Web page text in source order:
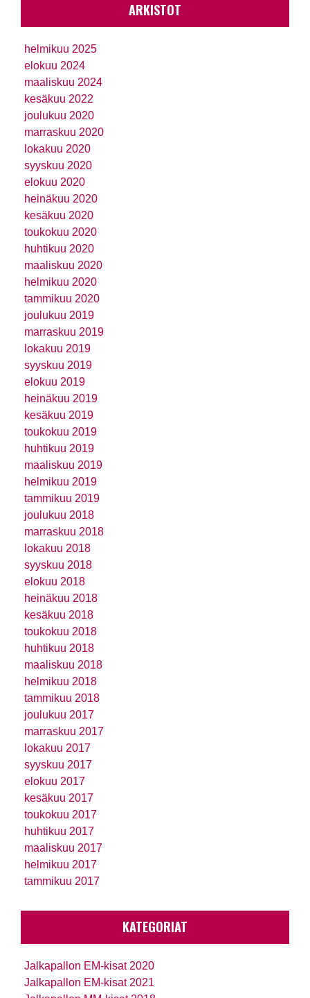
ARKISTOT
helmikuu 2025
elokuu 2024
maaliskuu 2024
kesäkuu 2022
joulukuu 2020
marraskuu 2020
lokakuu 2020
syyskuu 2020
elokuu 2020
heinäkuu 2020
kesäkuu 2020
toukokuu 2020
huhtikuu 2020
maaliskuu 2020
helmikuu 2020
tammikuu 2020
joulukuu 2019
marraskuu 2019
lokakuu 2019
syyskuu 2019
elokuu 2019
heinäkuu 2019
kesäkuu 2019
toukokuu 2019
huhtikuu 2019
maaliskuu 2019
helmikuu 2019
tammikuu 2019
joulukuu 2018
marraskuu 2018
lokakuu 2018
syyskuu 2018
elokuu 2018
heinäkuu 2018
kesäkuu 2018
toukokuu 2018
huhtikuu 2018
maaliskuu 2018
helmikuu 2018
tammikuu 2018
joulukuu 2017
marraskuu 2017
lokakuu 2017
syyskuu 2017
elokuu 2017
kesäkuu 2017
toukokuu 2017
huhtikuu 2017
maaliskuu 2017
helmikuu 2017
tammikuu 2017
KATEGORIAT
Jalkapallon EM-kisat 2020
Jalkapallon EM-kisat 2021